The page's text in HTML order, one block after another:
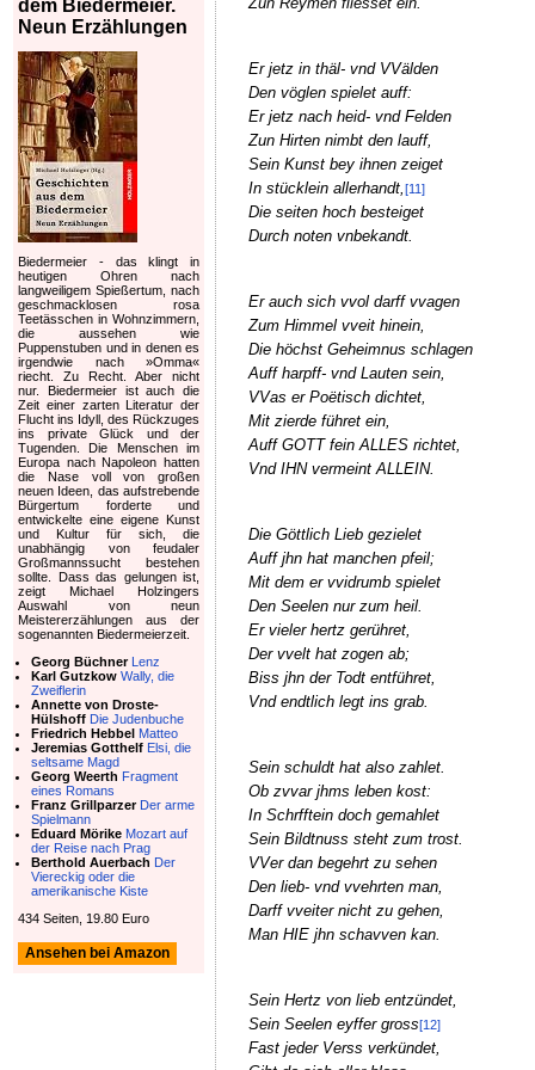
Er jetz in thäl- vnd VVälden
Den vöglen spielet auff:
Er jetz nach heid- vnd Felden
Zun Hirten nimbt den lauff,
Sein Kunst bey ihnen zeiget
In stücklein allerhandt,[11]
Die seiten hoch besteiget
Durch noten vnbekandt.
Er auch sich vvol darff vvagen
Zum Himmel vveit hinein,
Die höchst Geheimnus schlagen
Auff harpff- vnd Lauten sein,
VVas er Poëtisch dichtet,
Mit zierde führet ein,
Auff GOTT fein ALLES richtet,
Vnd IHN vermeint ALLEIN.
Die Göttlich Lieb gezielet
Auff jhn hat manchen pfeil;
Mit dem er vvidrumb spielet
Den Seelen nur zum heil.
Er vieler hertz gerühret,
Der vvelt hat zogen ab;
Biss jhn der Todt entführet,
Vnd endtlich legt ins grab.
Sein schuldt hat also zahlet.
Ob zvvar jhms leben kost:
In Schrfftein doch gemahlet
Sein Bildtnuss steht zum trost.
VVer dan begehrt zu sehen
Den lieb- vnd vvehrten man,
Darff vveiter nicht zu gehen,
Man HIE jhn schavven kan.
Sein Hertz von lieb entzündet,
Sein Seelen eyffer gross[12]
Fast jeder Verss verkündet,
dem Biedermeier.
Neun Erzählungen
Biedermeier - das klingt in
heutigen Ohren nach
langweiligem Spießertum, nach
geschmacklosen rosa
Teetässchen in Wohnzimmern,
die aussehen wie
Puppenstuben und in denen es
irgendwie nach »Omma«
riecht. Zu Recht. Aber nicht
nur. Biedermeier ist auch die
Zeit einer zarten Literatur der
Flucht ins Idyll, des Rückzuges
ins private Glück und der
Tugenden. Die Menschen im
Europa nach Napoleon hatten
die Nase voll von großen
neuen Ideen, das aufstrebende
Bürgertum forderte und
entwickelte eine eigene Kunst
und Kultur für sich, die
unabhängig von feudaler
Großmannssucht bestehen
sollte. Dass das gelungen ist,
zeigt Michael Holzingers
Auswahl von neun
Meistererzählungen aus der
sogenannten Biedermeierzeit.
Georg Büchner Lenz
Karl Gutzkow Wally, die
Zweiflerin
Annette von Droste-
Hülshoff Die Judenbuche
Friedrich Hebbel Matteo
Jeremias Gotthelf Elsi, die
seltsame Magd
Georg Weerth Fragment
eines Romans
Franz Grillparzer Der arme
Spielmann
Eduard Mörike Mozart auf
der Reise nach Prag
Berthold Auerbach Der
Viereckig oder die
amerikanische Kiste
434 Seiten, 19.80 Euro
Ansehen bei Amazon